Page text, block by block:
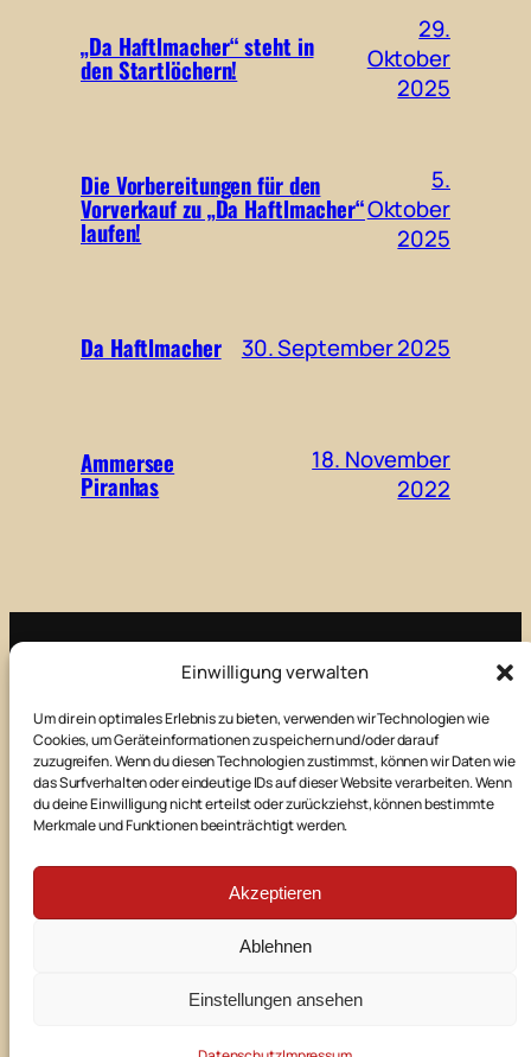
Einwilligung verwalten
Um dir ein optimales Erlebnis zu bieten, verwenden wir Technologien wie
Cookies, um Geräteinformationen zu speichern und/oder darauf
zuzugreifen. Wenn du diesen Technologien zustimmst, können wir Daten wie
das Surfverhalten oder eindeutige IDs auf dieser Website verarbeiten. Wenn
du deine Einwilligung nicht erteilst oder zurückziehst, können bestimmte
Merkmale und Funktionen beeinträchtigt werden.
Akzeptieren
Ablehnen
Einstellungen ansehen
„Da Haftlmacher“ steht in
den Startlöchern!
29.
Oktober
2025
Die Vorbereitungen für den
Vorverkauf zu „Da Haftlmacher“
laufen!
5.
Oktober
2025
Da Haftlmacher 30. September 2025
Ammersee
Piranhas
18. November
2022
Kontakt
Datenschutz
E-MailFacebook
Instagram